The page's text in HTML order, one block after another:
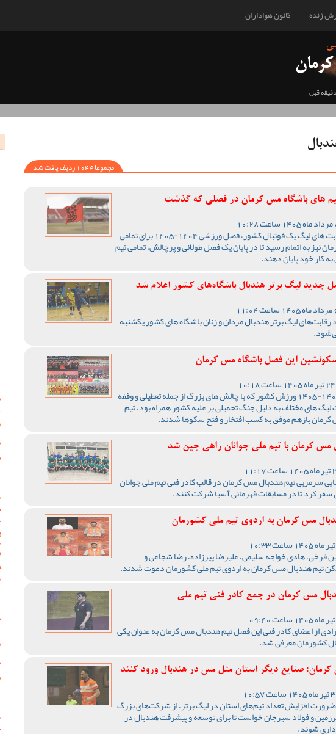
کانون هواداران زنده
مجموعا 1044 ردیف یافت شد
های باشگاه مس کرمان در فصلی که گذشت
با اتمام رقابت های لیگ یک فوتبال کشور، فصل ورزشی 1404-1405 برای تمامی
نیز به اتمام رسید تا در پایان یک فصل طولانی و پرچالش، تمامی تیم
کار خود پایان دهند.
جدید لیگ برتر هندبال باشگاه‌های کشور اعلام شد
لیگ برتر هندبال مردان و زنان باشگاه های کشور یکشنبه
این فصل باشگاه مس کرمان
در فصل 1404-1405 ورزش کشور که با چالش های بزرگ از جمله تعطیلی و وقفه
لیگ های مختلف به دلیل جنگ تحمیلی بر علیه کشور همراه بود، تیم
بازهم موفق به کسب افتخار و فتح سکوها شدند.
مس کرمان با تیم ملی جوانان راهی چین شد
سرمربی تیم هندبال مس کرمان در قالب کادر فنی تیم ملی جوانان
کرد تا در مسابقات قهرمانی آسیا شرکت کنند.
فرخی، هادی خواجه سلیمی، علیرضا پیرزاده، رضا شجاعی و
مس کرمان در جمع کادر فنی تیم ملی
از اعضای کادر فنی این فصل تیم هندبال مس کرمان به عنوان یکی
کشورمان معرفی شد.
کرمان: صنایع دیگر استان مثل مس در هندبال ورود کنند
ضرورت افزایش تعداد تیم‌های استان در لیگ برتر، از شرکت‌های بزرگ
و فولاد سیرجان خواست تا برای توسعه و پیشرفت هندبال در
شوند.